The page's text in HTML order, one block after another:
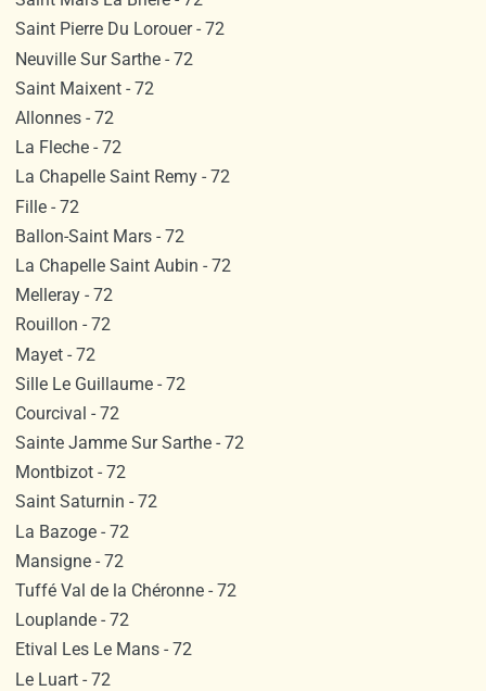
Saint Pierre Du Lorouer - 72
Neuville Sur Sarthe - 72
Saint Maixent - 72
Allonnes - 72
La Fleche - 72
La Chapelle Saint Remy - 72
Fille - 72
Ballon-Saint Mars - 72
La Chapelle Saint Aubin - 72
Melleray - 72
Rouillon - 72
Mayet - 72
Sille Le Guillaume - 72
Courcival - 72
Sainte Jamme Sur Sarthe - 72
Montbizot - 72
Saint Saturnin - 72
La Bazoge - 72
Mansigne - 72
Tuffé Val de la Chéronne - 72
Louplande - 72
Etival Les Le Mans - 72
Le Luart - 72